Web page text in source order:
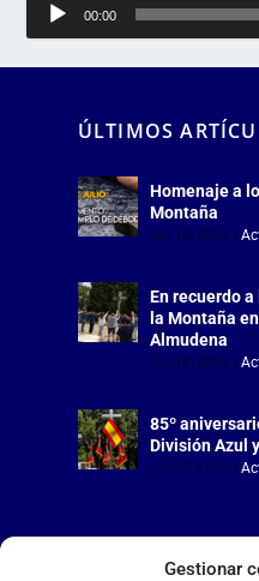
Gestionar
00:00
ÚLTIMOS
Homenaje a
Montaña
Jul 18, 2026
En recuerdo
la Montaña
Almudena
Jul 18, 2026
85º
División Azul
Jul 15, 2026